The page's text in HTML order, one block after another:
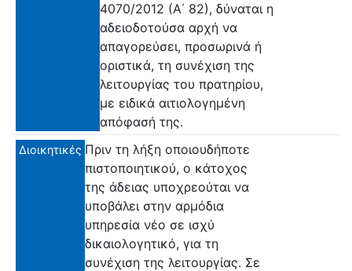
4070/2012 (Α΄ 82), δύναται η
αδειοδοτούσα αρχή να
απαγορεύσει, προσωρινά ή
οριστικά, τη συνέχιση της
λειτουργίας του πρατηρίου,
με ειδικά αιτιολογημένη
απόφασή της.
Διοικητικές Πριν τη λήξη οποιουδήποτε
πιστοποιητικού, ο κάτοχος
της άδειας υποχρεούται να
υποβάλει στην αρμόδια
υπηρεσία νέο σε ισχύ
δικαιολογητικό, για τη
συνέχιση της λειτουργίας. Σε